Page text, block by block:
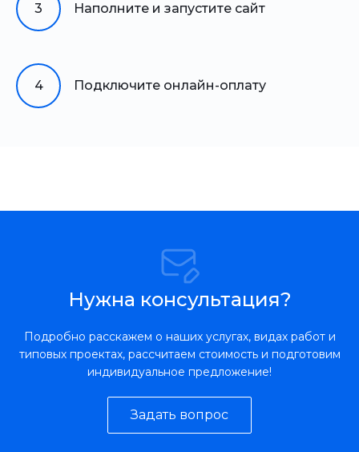
3 Наполните и запустите сайт
4 Подключите онлайн-оплату
Нужна консультация?
Подробно расскажем о наших услугах, видах работ и
типовых проектах, рассчитаем стоимость и подготовим
индивидуальное предложение!
Задать вопрос